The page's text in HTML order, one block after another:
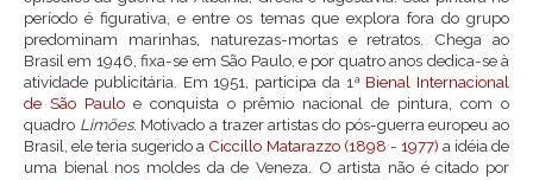
período é figurativa, e entre os temas que explora fora do grupo
predominam marinhas, naturezas-mortas e retratos. Chega ao
Brasil em 1946, fixa-se em São Paulo, e por quatro anos dedica-se à
atividade publicitária. Em 1951, participa da 1ª Bienal Internacional
de São Pauloe conquista o prêmio nacional de pintura, com o
quadro Limões. Motivado a trazer artistas do pós-guerra europeu ao
Brasil, ele teria sugerido a Ciccillo Matarazzo (1898 - 1977) a idéia de
uma bienal nos moldes da de Veneza. O artista não é citado por